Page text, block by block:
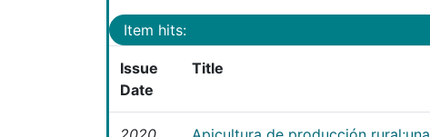
Item hits:
Issue
Date
Title